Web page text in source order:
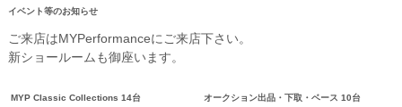
イベント等のお知らせ
ご来店はMYPerformanceにご来店下さい。
新ショールームも御座います。
MYP Classic Collections 14台 オークション出品・下取・ベース 10台